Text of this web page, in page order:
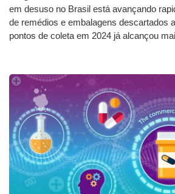
em desuso no Brasil está avançando
de remédios e embalagens descartados
pontos de coleta em 2024 já alcançou